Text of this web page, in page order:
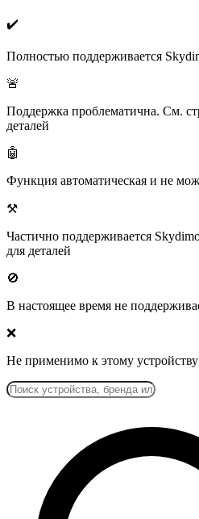
✔️
Полностью поддерживается
🚨
Поддержка проблематична. См.
деталей
🤖
Функция автоматическая и не
⚒️
Частично поддерживается
для деталей
🚫
В настоящее время не
❌
Не применимо к этому устройству